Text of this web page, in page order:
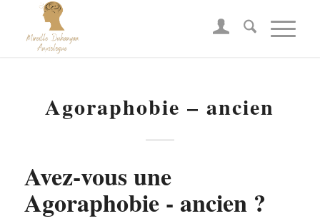
Agoraphobie – ancien
Avez-vous une
Agoraphobie - ancien ?